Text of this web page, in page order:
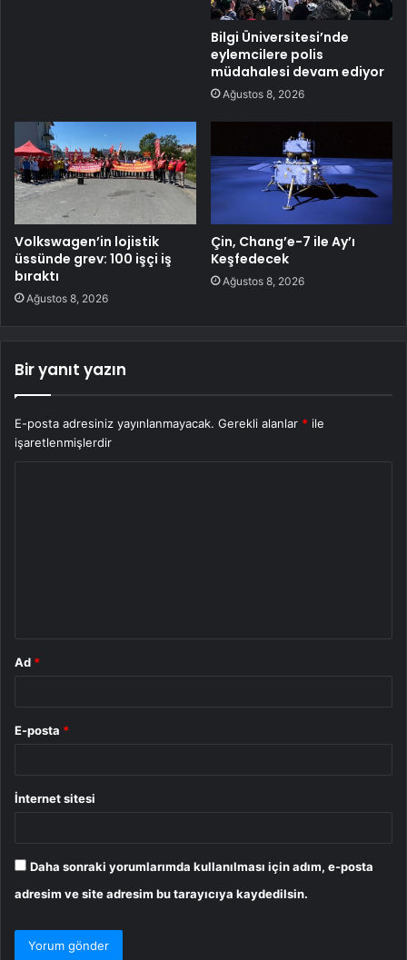
Bilgi Üniversitesi’nde
eylemcilere polis
müdahalesi devam ediyor
Ağustos 8, 2026
Volkswagen’in lojistik
üssünde grev: 100 işçi iş
bıraktı
Ağustos 8, 2026
Çin, Chang’e-7 ile Ay’ı
Keşfedecek
Ağustos 8, 2026
Bir yanıt yazın
E-posta adresiniz yayınlanmayacak. Gerekli alanlar * ile
işaretlenmişlerdir
Ad *
E-posta *
İnternet sitesi
Daha sonraki yorumlarımda kullanılması için adım, e-posta
adresim ve site adresim bu tarayıcıya kaydedilsin.